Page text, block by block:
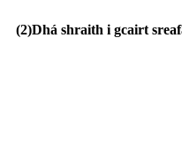
(2)Dhá shraith i gcairt